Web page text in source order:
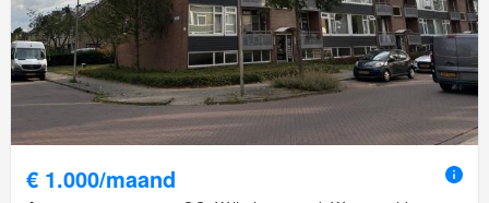
€ 1.000/maand